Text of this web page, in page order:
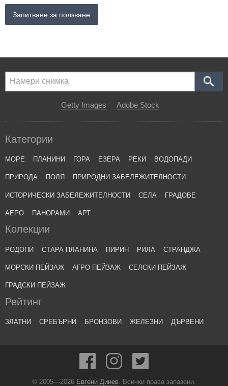
Запитване за ползване
Getty Images Adobe Stock
Категории
МОРЕ ПЛАНИНИ ГОРА ЕЗЕРА РЕКИ ВОДОПАДИ
ПРИРОДА ПОЛЯ ПРИРОДНИ ЗАБЕЛЕЖИТЕЛНОСТИ
ИСТОРИЧЕСКИ ЗАБЕЛЕЖИТЕЛНОСТИ СЕЛА ГРАДОВЕ
АЕРО ПАНОРАМИ АРТ
Колекции
РОДОПИ СТАРА ПЛАНИНА ПИРИН РИЛА СТРАНДЖА
МОРСКИ ПЕЙЗАЖ АГРО ПЕЙЗАЖ СЕЛСКИ ПЕЙЗАЖ
ГРАДСКИ ПЕЙЗАЖ
Рейтинг
ЗЛАТНИ СРЕБЪРНИ БРОНЗОВИ ЖЕЛЕЗНИ ДЪРВЕНИ
© 2005—2026 Евгени Динев. Всички права запазени.